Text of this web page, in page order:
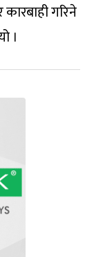
गरिने
।